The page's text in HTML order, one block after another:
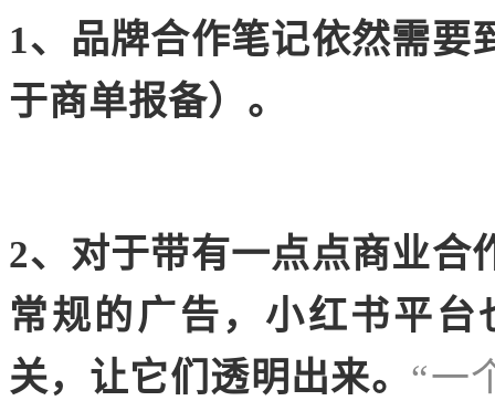
1、品牌合作笔记依然需要
于商单报备）。
2、对于带有一点点商业合
常规的广告，小红书平
关，让它们透明出来。 “一